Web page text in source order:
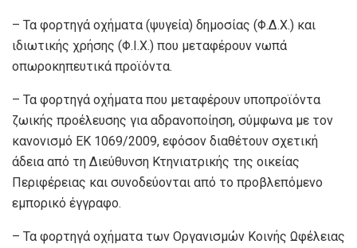
– Τα φορτηγά οχήματα (ψυγεία) δημοσίας (Φ.Δ.Χ.) και
ιδιωτικής χρήσης (Φ.Ι.Χ.) που μεταφέρουν νωπά
οπωροκηπευτικά προϊόντα.
– Τα φορτηγά οχήματα που μεταφέρουν υποπροϊόντα
ζωικής προέλευσης για αδρανοποίηση, σύμφωνα με τον
κανονισμό ΕΚ 1069/2009, εφόσον διαθέτουν σχετική
άδεια από τη Διεύθυνση Κτηνιατρικής της οικείας
Περιφέρειας και συνοδεύονται από το προβλεπόμενο
εμπορικό έγγραφο.
– Τα φορτηγά οχήματα των Οργανισμών Κοινής Ωφέλειας